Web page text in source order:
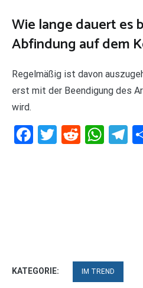
Wie lange dauert es
Abfindung auf dem
Regelmäßig ist davon
erst mit der Beendigung des
wird.
Facebook
Twitter
Reddit
KATEGORIE: IM TREND